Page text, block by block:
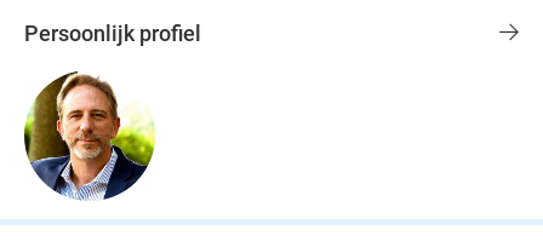
Persoonlijk profiel